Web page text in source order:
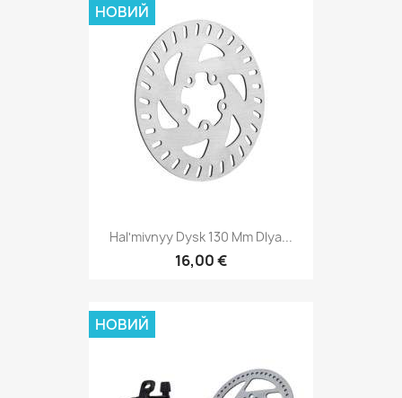
Halʹmivnyy Dysk 130 Mm Dlya...
16,00 €
НОВИЙ
НОВИЙ